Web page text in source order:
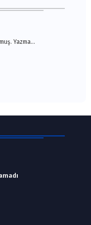
Yazma...